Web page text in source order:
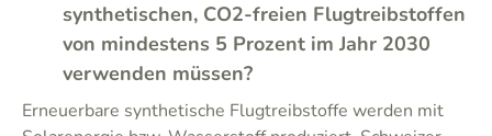
synthetischen, CO2-freien Flugtreibstoffen
von mindestens 5 Prozent im Jahr 2030
verwenden müssen?
Erneuerbare synthetische Flugtreibstoffe werden mit